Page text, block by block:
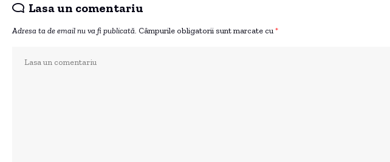
Lasa un comentariu
Adresa ta de email nu va fi publicată. Câmpurile obligatorii sunt marcate cu*